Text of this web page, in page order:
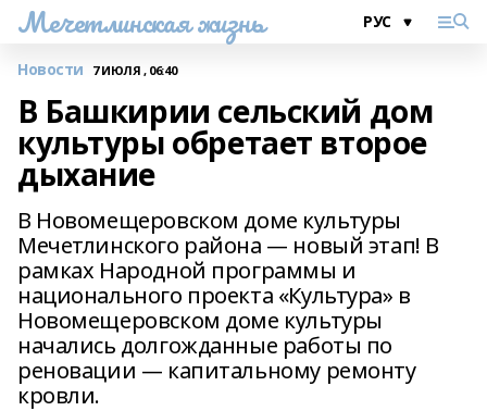
Мечетлинская жизнь
Новости 7 ИЮЛЯ , 06:40
В Башкирии сельский дом
культуры обретает второе
дыхание
В Новомещеровском доме культуры
Мечетлинского района — новый этап! В
рамках Народной программы и
национального проекта «Культура» в
Новомещеровском доме культуры
начались долгожданные работы по
реновации — капитальному ремонту
кровли.